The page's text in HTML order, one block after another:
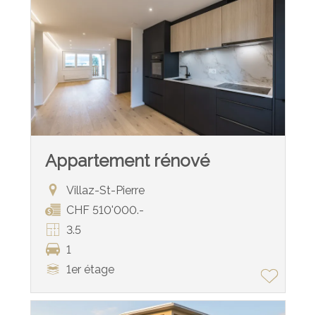
Appartement rénové
Villaz-St-Pierre
CHF 510'000.-
3.5
1
1er étage